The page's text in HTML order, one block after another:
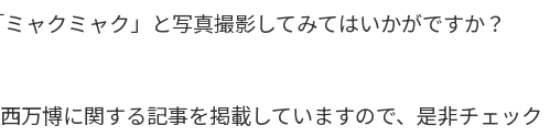
ャクミャク」と写真撮影してみてはいかがですか？
万博に関する記事を掲載していますので、是非チェック